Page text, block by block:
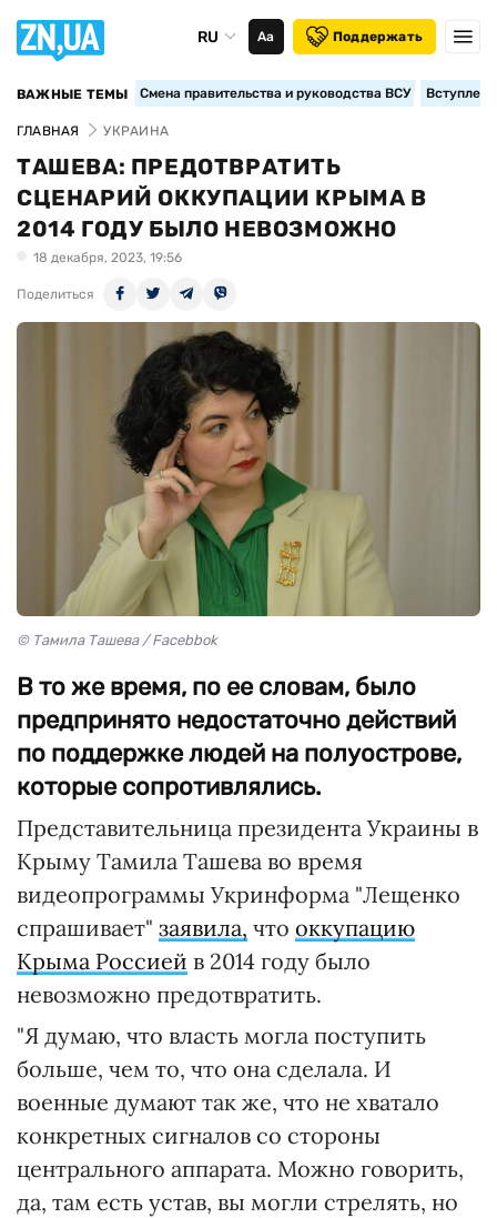
RU Аа Поддержать
ВАЖНЫЕ ТЕМЫ Смена правительства и руководства ВСУ
ГЛАВНАЯ УКРАИНА
ТАШЕВА: ПРЕДОТВРАТИТЬ
СЦЕНАРИЙ ОККУПАЦИИ КРЫМА В
2014 ГОДУ БЫЛО НЕВОЗМОЖНО
18 декабря, 2023, 19:56
Поделиться
© Тамила Ташева / Facebbok
В то же время, по ее словам, было
предпринято недостаточно действий
по поддержке людей на полуострове,
которые сопротивлялись.
Представительница президента Украины в
Крыму Тамила Ташева во время
видеопрограммы Укринформа "Лещенко
спрашивает" заявила, что оккупацию
Крыма Россией в 2014 году было
невозможно предотвратить.
"Я думаю, что власть могла поступить
больше, чем то, что она сделала. И
военные думают так же, что не хватало
конкретных сигналов со стороны
центрального аппарата. Можно говорить,
да, там есть устав, вы могли стрелять, но